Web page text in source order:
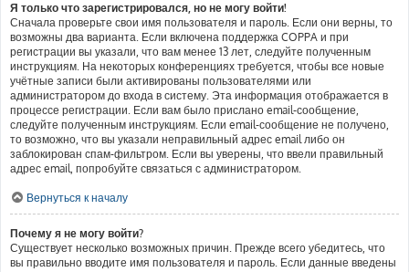
Я только что зарегистрировался, но не могу войти!
Сначала проверьте свои имя пользователя и пароль. Если они верны, то
возможны два варианта. Если включена поддержка COPPA и при
регистрации вы указали, что вам менее 13 лет, следуйте полученным
инструкциям. На некоторых конференциях требуется, чтобы все новые
учётные записи были активированы пользователями или
администратором до входа в систему. Эта информация отображается в
процессе регистрации. Если вам было прислано email-сообщение,
следуйте полученным инструкциям. Если email-сообщение не получено,
то возможно, что вы указали неправильный адрес email либо он
заблокирован спам-фильтром. Если вы уверены, что ввели правильный
адрес email, попробуйте связаться с администратором.
Вернуться к началу
Почему я не могу войти?
Существует несколько возможных причин. Прежде всего убедитесь, что
вы правильно вводите имя пользователя и пароль. Если данные введены